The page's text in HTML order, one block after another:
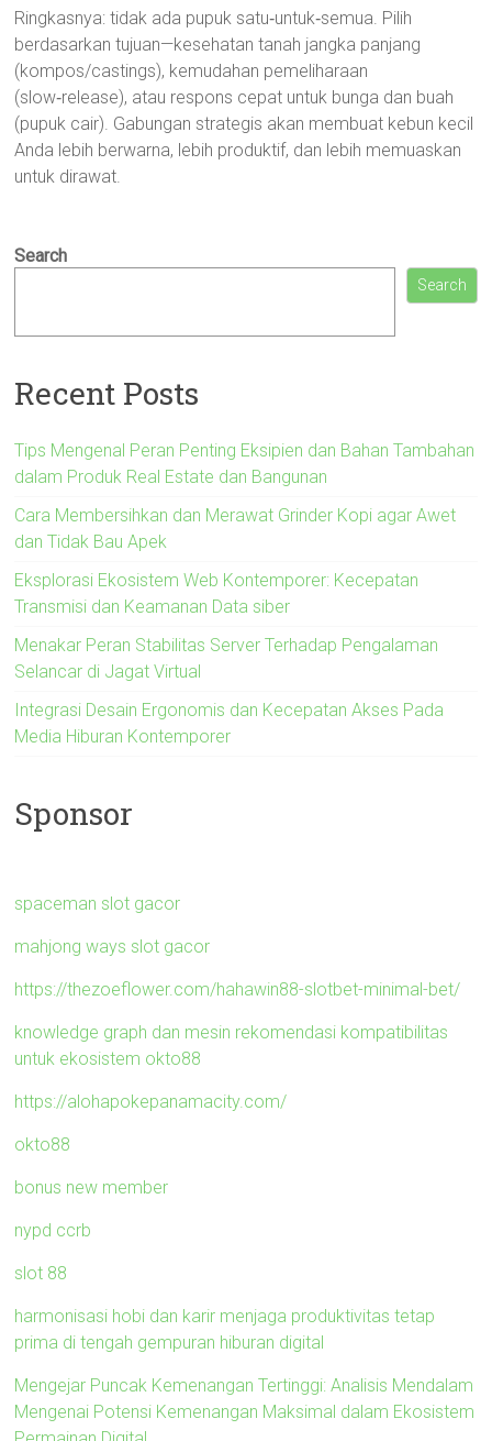
Ringkasnya: tidak ada pupuk satu‑untuk‑semua. Pilih
berdasarkan tujuan—kesehatan tanah jangka panjang
(kompos/castings), kemudahan pemeliharaan
(slow‑release), atau respons cepat untuk bunga dan buah
(pupuk cair). Gabungan strategis akan membuat kebun kecil
Anda lebih berwarna, lebih produktif, dan lebih memuaskan
untuk dirawat.
Search
Search
Recent Posts
Tips Mengenal Peran Penting Eksipien dan Bahan Tambahan
dalam Produk Real Estate dan Bangunan
Cara Membersihkan dan Merawat Grinder Kopi agar Awet
dan Tidak Bau Apek
Eksplorasi Ekosistem Web Kontemporer: Kecepatan
Transmisi dan Keamanan Data siber
Menakar Peran Stabilitas Server Terhadap Pengalaman
Selancar di Jagat Virtual
Integrasi Desain Ergonomis dan Kecepatan Akses Pada
Media Hiburan Kontemporer
Sponsor
spaceman slot gacor
mahjong ways slot gacor
https://thezoeflower.com/hahawin88-slotbet-minimal-bet/
knowledge graph dan mesin rekomendasi kompatibilitas
untuk ekosistem okto88
https://alohapokepanamacity.com/
okto88
bonus new member
nypd ccrb
slot 88
harmonisasi hobi dan karir menjaga produktivitas tetap
prima di tengah gempuran hiburan digital
Mengejar Puncak Kemenangan Tertinggi: Analisis Mendalam
Mengenai Potensi Kemenangan Maksimal dalam Ekosistem